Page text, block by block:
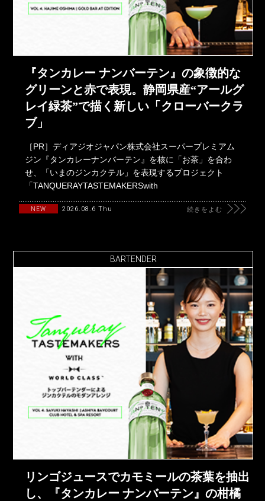
『タンカレー ナンバーテン』の象徴的な
グリーンと赤で表現。静岡県産“アールグ
レイ緑茶”で描く新しい「クローバークラ
ブ」
［PR］ディアジオジャパン株式会社スーパープレミアム
ジン『タンカレーナンバーテン』を核に「お茶」を合わ
せ、「いまのジンカクテル」を表現するプロジェクト
「TANQUERAYTASTEMAKERSwith
NEW 2026.08.6 Thu 続きをよむ
BARTENDER
リンゴジュースでカモミールの茶葉を抽出
し、『タンカレー ナンバーテン』の柑橘